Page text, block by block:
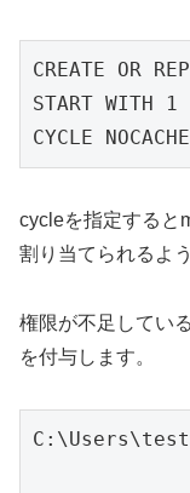
CREATE OR
START WITH 1
CYCLE NOCACHE
cycleを指定すると
割り当てられるよ
権限が不足してい
を付与します。